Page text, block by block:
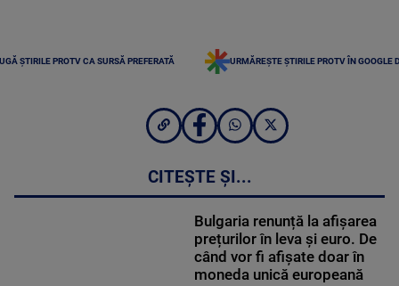
ȘTIRILE PROTV CA SURSĂ PREFERATĂ URMĂREȘTE ȘTIRILE PROTV ÎN GOOGLE
CITEȘTE ȘI...
Bulgaria renunță la afișarea
prețurilor în leva și euro. De
când vor fi afișate doar în
moneda unică europeană